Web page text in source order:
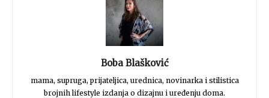
Boba Blašković
mama, supruga, prijateljica, urednica, novinarka i stilistica
brojnih lifestyle izdanja o dizajnu i uređenju doma.